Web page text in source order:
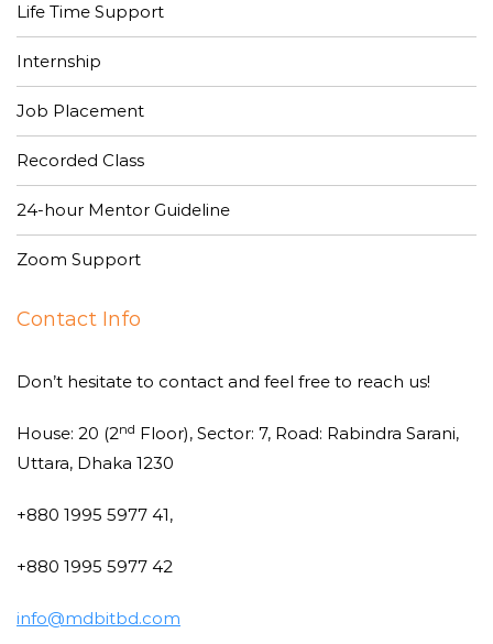
Life Time Support
Internship
Job Placement
Recorded Class
24-hour Mentor Guideline
Zoom Support
Contact Info
Don’t hesitate to contact and feel free to reach us!
House: 20 (2nd Floor), Sector: 7, Road: Rabindra Sarani,
Uttara, Dhaka 1230
+880 1995 5977 41,
+880 1995 5977 42
info@mdbitbd.com